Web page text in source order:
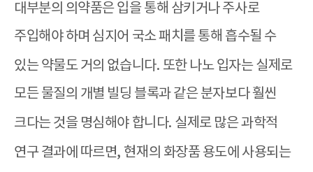
대부분의 의약품은 입을 통해 삼키거나 주사로
주입해야 하며 심지어 국소 패치를 통해 흡수될 수
있는 약물도 거의 없습니다. 또한 나노 입자는 실제로
모든 물질의 개별 빌딩 블록과 같은 분자보다 훨씬
크다는 것을 명심해야 합니다. 실제로 많은 과학적
연구 결과에 따르면, 현재의 화장품 용도에 사용되는